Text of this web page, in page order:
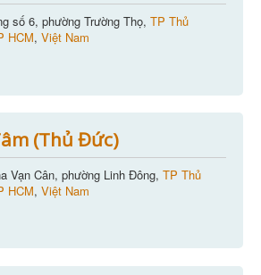
số 6, phường Trường Thọ, TP Thủ
HCM, Việt Nam
(Thủ Đức)
Vạn Cân, phường Linh Đông, TP Thủ
HCM, Việt Nam